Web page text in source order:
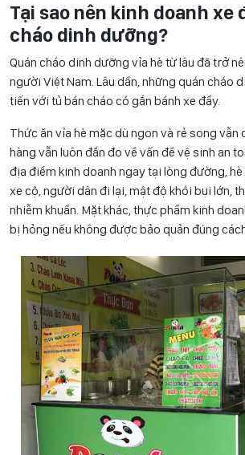
Tại sao nên kinh doanh xe
cháo dinh dưỡng?
Quán cháo dinh dưỡng vỉa hè từ lâu đã trở
người Việt Nam. Lâu dần, những quán cháo
tiến với tủ bán cháo có gắn bánh xe đẩy.
Thức ăn vỉa hè mặc dù ngon và rẻ song vẫn
hàng vẫn luôn đắn đo về vấn đề vệ sinh an
địa điểm kinh doanh ngay tại lòng đường,
xe cộ, người dân đi lại, mật độ khói bụi lớn,
nhiễm khuẩn. Mặt khác, thực phẩm kinh
bị hỏng nếu không được bảo quản đúng